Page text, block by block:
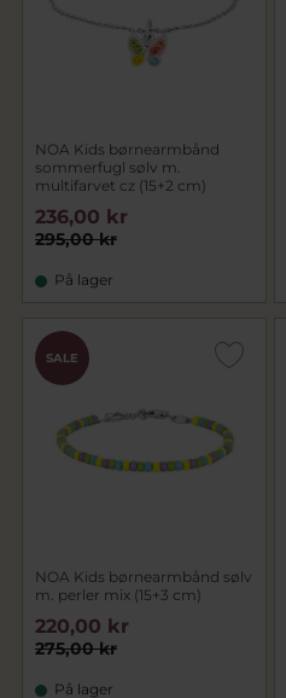
NOA Kids børnearmbånd
sommerfugl sølv m.
multifarvet cz (15+2 cm)
295,00 kr
236,00 kr
På lager
SALE
NOA Kids børnearmbånd sølv
m. perler mix (15+3 cm)
275,00 kr
220,00 kr
På lager